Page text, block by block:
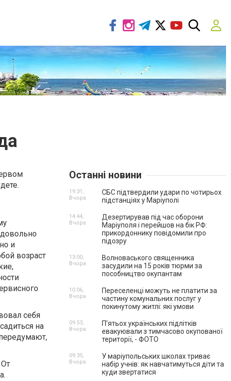
и
возраст
себя
на
Останні новини
СБС підтвердили удари по чотирьох
підстанціях у Маріуполі
19:31,
Вчора
Дезертирував під час оборони
Маріуполя і перейшов на бік РФ:
прикордоннику повідомили про
підозру
14:44,
Вчора
Волноваського священника
засудили на 15 років тюрми за
пособництво окупантам
13:00,
Вчора
Переселенці можуть не платити за
частину комунальних послуг у
покинутому житлі: які умови
10:06,
Вчора
П’ятьох українських підлітків
евакуювали з тимчасово окупованої
території, - ФОТО
09:53,
Вчора
У маріупольських школах триває
набір учнів: як навчатимуться діти та
куди звертатися
09:35,
Вчора